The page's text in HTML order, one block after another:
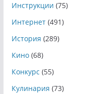
Инструкции (75)
Интернет(491)
История (289)
Кино(68)
Конкурс (55)
Кулинария (73)